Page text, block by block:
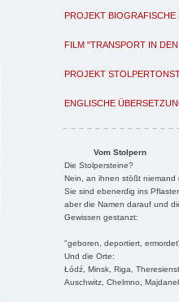
PROJEKT BIOGRAFISCHE
FILM "TRANSPORT IN
PROJEKT
ENGLISCHE
Vom Stolpern
Die Stolpersteine?
Nein, an ihnen stößt niemand
Sie sind ebenerdig ins
aber die Namen darauf und
Gewissen gestanzt:
"geboren, deportiert,
Und die Orte:
Łódź, Minsk, Riga,
Auschwitz, Chelmno,